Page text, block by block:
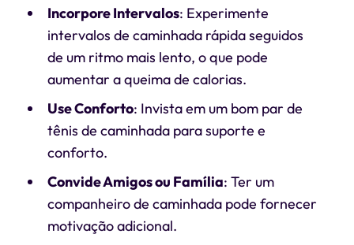
Incorpore Intervalos: Experimente
intervalos de caminhada rápida seguidos
de um ritmo mais lento, o que pode
aumentar a queima de calorias.
Use Conforto: Invista em um bom par de
tênis de caminhada para suporte e
conforto.
Convide Amigos ou Família: Ter um
companheiro de caminhada pode fornecer
motivação adicional.